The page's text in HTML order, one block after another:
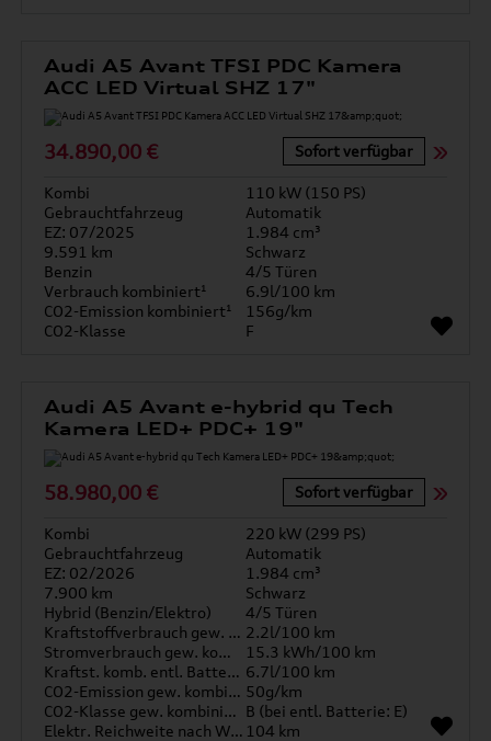
Audi A5 Avant TFSI PDC Kamera
ACC LED Virtual SHZ 17"
34.890,00 € Sofort verfügbar
Kombi
110 kW (150 PS)
Gebrauchtfahrzeug
Automatik
EZ: 07/2025
1.984 cm³
9.591 km
Schwarz
Benzin
4/5 Türen
Verbrauch kombiniert¹
6.9l/100 km
CO2-Emission kombiniert¹
156g/km
CO2-Klasse
F
Audi A5 Avant e-hybrid qu Tech
Kamera LED+ PDC+ 19"
58.980,00 € Sofort verfügbar
Kombi
220 kW (299 PS)
Gebrauchtfahrzeug
Automatik
EZ: 02/2026
1.984 cm³
7.900 km
Schwarz
Hybrid (Benzin/Elektro)
4/5 Türen
Kraftstoffverbrauch gew. kombiniert 2.2l/100 km
Stromverbrauch gew. kombiniert
15.3 kWh/100 km
Kraftst. komb. entl. Batterie 6.7l/100 km
CO2-Emission gew. kombiniert 50g/km
CO2-Klasse gew. kombiniert B (bei entl. Batterie: E)
Elektr. Reichweite nach WLTP* 104 km